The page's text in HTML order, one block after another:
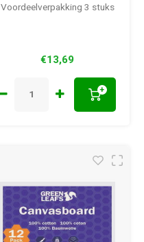
Voordeelverpakking 3 stuks
€13,69
+